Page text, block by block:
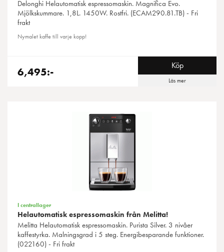
Delonghi Helautomatisk espressomaskin. Magnifica Evo.
Mjölkskummare. 1,8L. 1450W. Rostfri. (ECAM290.81.TB) - Fri
frakt
Nymalet kaffe till varje kopp!
6,495:- Köp
Läs mer
I centrallager
Helautomatisk espressomaskin från Melitta!
Melitta Helautomatisk espressomaskin. Purista Silver. 3 nivåer
kaffestyrka. Malningsgrad i 5 steg. Energibesparande funktioner.
(022160) - Fri frakt